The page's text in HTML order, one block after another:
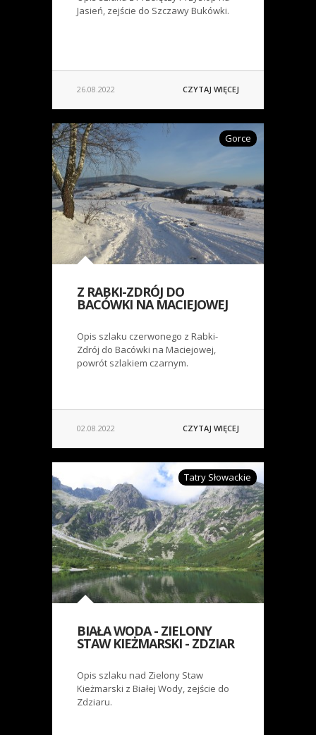
Jasień, zejście do Szczawy Bukówki.
26.08.2022 CZYTAJ WIĘCEJ
Gorce
Z RABKI-ZDRÓJ DO
BACÓWKI NA MACIEJOWEJ
Opis szlaku czerwonego z Rabki-
Zdrój do Bacówki na Maciejowej,
powrót szlakiem czarnym.
02.08.2022 CZYTAJ WIĘCEJ
Tatry Słowackie
BIAŁA WODA - ZIELONY
STAW KIEŻMARSKI - ZDZIAR
Opis szlaku nad Zielony Staw
Kieżmarski z Białej Wody, zejście do
Zdziaru.